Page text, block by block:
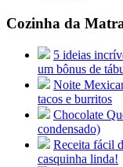
Cozinha da
5 ideias
um bônus de
Noite
tacos e burritos
Chocolate
condensado)
Receita fácil
casquinha linda!